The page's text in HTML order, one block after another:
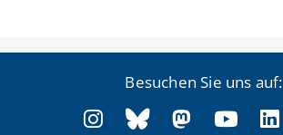
Besuchen Sie uns auf: